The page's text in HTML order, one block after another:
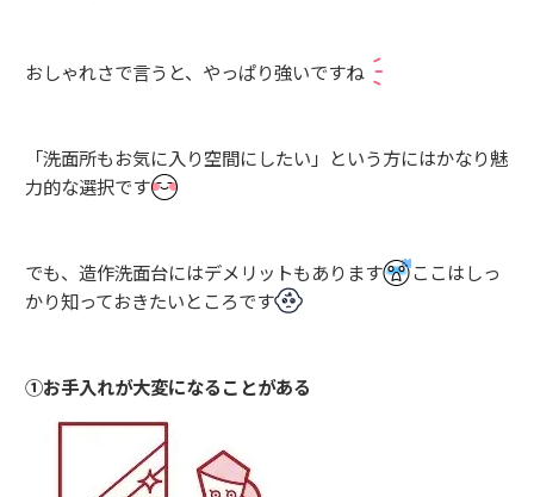
おしゃれさで言うと、やっぱり強いですね
「洗面所もお気に入り空間にしたい」という方にはかなり魅
力的な選択です
でも、造作洗面台にはデメリットもあります
ここはしっ
かり知っておきたいところです
①お手入れが大変になることがある